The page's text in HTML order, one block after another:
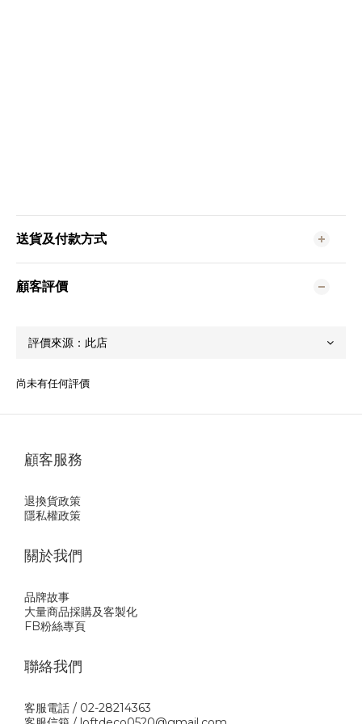
送貨及付款方式
顧客評價
尚未有任何評價
顧客服務
退換貨政策
隱私權政策
關於我們
品牌故事
大量商品採購及客製化
FB粉絲專頁
聯絡我們
客服電話 / 02-28214363